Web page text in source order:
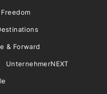
& Forward
UnternehmerNEXT